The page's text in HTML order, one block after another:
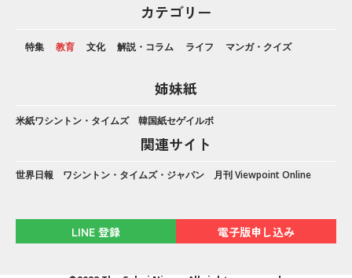
カテゴリー
特集 教育 文化 解説・コラム ライフ マンガ・クイズ
姉妹紙
米紙ワシントン・タイムズ 韓国紙セゲイルボ
関連サイト
世界日報 ワシントン・タイムズ・ジャパン 月刊 Viewpoint Online
LINE 登録 電子版申し込み